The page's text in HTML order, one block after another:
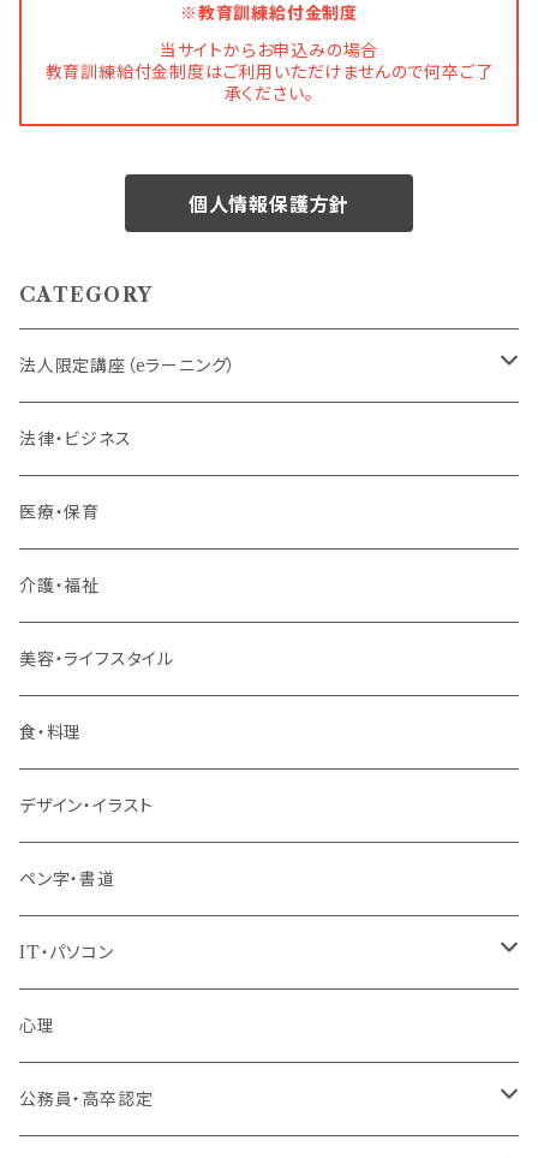
※教育訓練給付金制度
当サイトからお申込みの場合
教育訓練給付金制度はご利用いただけませんので何卒ご了
承ください。
個人情報保護方針
CATEGORY
法人限定講座（eラーニング）
内定者・新入社員
若手社員・中堅社員
リーダー（主任・係長）
管理職
階層共通
パッケージプラン
法律・ビジネス
医療・保育
介護・福祉
美容・ライフスタイル
食・料理
デザイン・イラスト
ペン字・書道
IT・パソコン
MOS（ﾏｲｸﾛｿﾌﾄｵﾌｨｽｽﾍﾟｼｬﾘｽﾄ）講座
プログラミング・Web制作入門講座
心理
公務員・高卒認定